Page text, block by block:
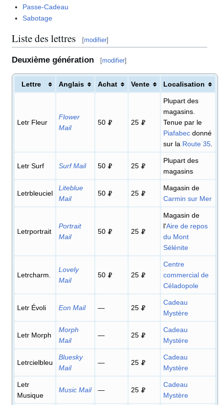
Passe-Cadeau
Sabotage
Liste des lettres [modifier]
Deuxième génération [modifier]
Lettre Anglais Achat Vente Localisation
Letr Fleur
Flower
Mail
50 25
Plupart des
magasins.
Tenue par le
Piafabec donné
sur la Route 35.
Letr Surf Surf Mail 50 25
Plupart des
magasins
Letrbleuciel
Liteblue
Mail
50 25
Magasin de
Carmin sur Mer
Letrportrait
Portrait
Mail
50 25
Magasin de
l'Aire de repos
du Mont
Sélénite
Letrcharm.
Lovely
Mail
50 25
Centre
commercial de
Céladopole
Letr Évoli Eon Mail — 25
Cadeau
Mystère
Letr Morph
Morph
Mail
— 25
Cadeau
Mystère
Letrcielbleu
Bluesky
Mail
— 25
Cadeau
Mystère
Letr
Musique
Music Mail — 25
Cadeau
Mystère